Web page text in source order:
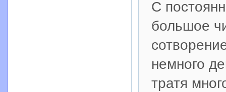
С
большое
немного
тратя